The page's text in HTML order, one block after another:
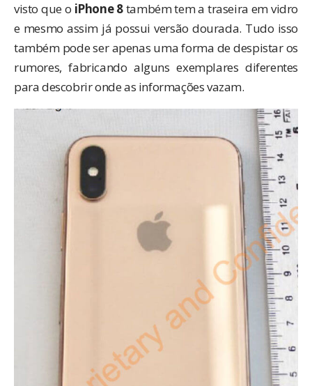
visto que o iPhone 8também tem a traseira em vidro
e mesmo assim já possui versão dourada. Tudo isso
também pode ser apenas uma forma de despistar os
rumores, fabricando alguns exemplares diferentes
para descobrir onde as informações vazam.